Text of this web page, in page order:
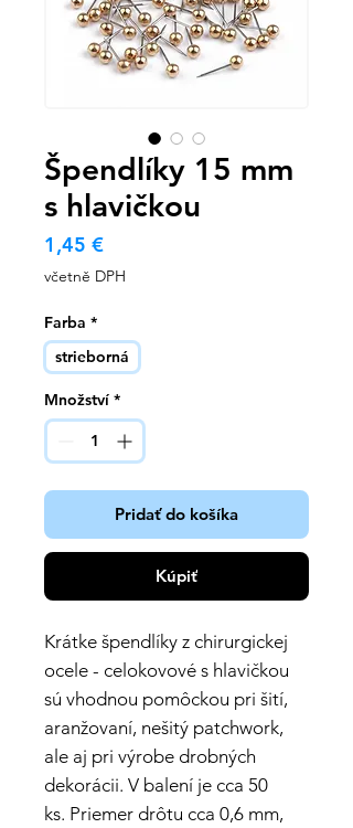
Špendlíky 15 mm
s hlavičkou
1,45 €Cena
včetně DPH
Farba *
strieborná
Množství *
Pridať do košíka
Kúpiť
Krátke špendlíky z chirurgickej
ocele - celokovové s hlavičkou
sú vhodnou pomôckou pri šití,
aranžovaní, nešitý patchwork,
ale aj pri výrobe drobných
dekorácii. V balení je cca 50
ks. Priemer drôtu cca 0,6 mm,